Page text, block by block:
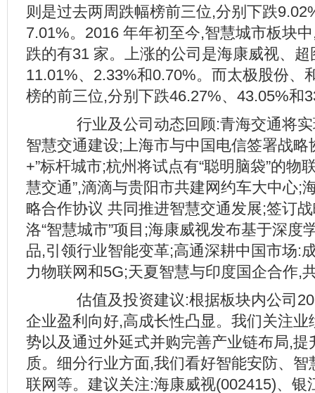
则是过去两周跌幅榜前三位,分别下跌
7.01%。2016 年年初至今,智慧城市板块
跌的有31 家。上涨的公司是海康威视、
11.01%、2.33%和0.70%。而太极股份、
榜的前三位,分别下跌46.27%、43.05%和
行业及公司动态回顾:青海交通将实
智慧交通建设;上海市与中国电信签署战略
+”标杆城市;杭州将试点有“聪明脑袋”的物
慧交通”,滴滴与贵阳市共建网约车大中心;
略合作协议 共同推进智慧交通发展;签订
洛“智慧城市”项目;海康威视发布基于深度
品,引领行业智能变革;高通深耕中国市场:
力物联网和5G;天夏智慧与印度国企合作,
估值及投资建议:根据板块内公司
企业盈利向好,高成长性凸显。我们关注业
势以及通过外延式并购完善产业链布局,提
质。细分行业方面,我们看好智能安防、
联网等。建议关注:海康威视(002415)、银